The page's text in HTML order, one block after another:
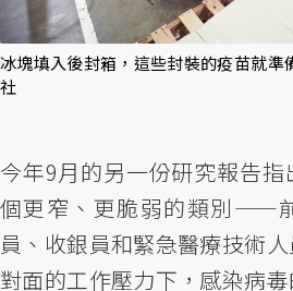
冰塊填入後封箱，這些封裝的疫苗就準
社
今年9月的另一份研究報告
個更窄、更脆弱的類別——
員、收銀員和緊急醫療技術
對面的工作壓力下，感染病